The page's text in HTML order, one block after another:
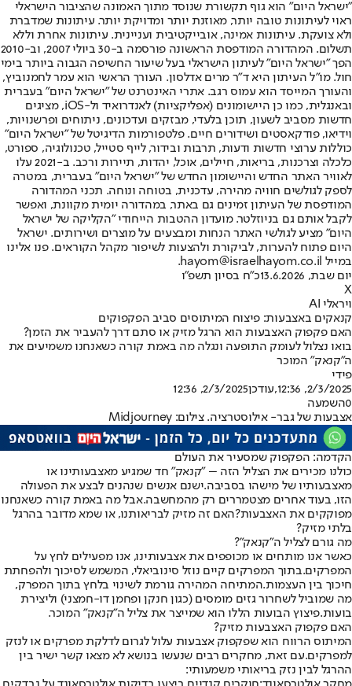
"ישראל היום" הוא גוף תקשורת שנוסד מתוך האמונה שהציבור הישראלי
ראוי לעיתונות טובה יותר, מאוזנת יותר ומדויקת יותר. עיתונות שמדברת
ולא צועקת. עיתונות אמינה, אובייקטיבית ועניינית. עיתונות אחרת וללא
תשלום. המהדורה המודפסת הראשונה פורסמה ב-30 ביולי 2007, וב-2010
הפך "ישראל היום" לעיתון הישראלי בעל שיעור החשיפה הגבוה ביותר בימי
חול. מו"ל העיתון היא ד"ר מרים אדלסון. העורך הראשי הוא עמר לחמנוביץ,
והעורך המייסד הוא עמוס רגב. אתרי האינטרנט של "ישראל היום" בעברית
ובאנגלית, כמו כן היישומונים (אפליקציות) לאנדרואיד ול-iOS, מציגים
חדשות מסביב לשעון, תוכן בלעדי, מבזקים ועדכונים, ניתוחים ופרשנויות,
וידיאו, פודקאסטים ושידורים חיים. פלטפורמות הדיגיטל של "ישראל היום"
כוללות ערוצי חדשות ודעות, תרבות ובידור, לייף סטייל, טכנולוגיה, ספורט,
כלכלה וצרכנות, בריאות, חיילים, אוכל, יהדות, תיירות ורכב. ב-2021 עלו
לאוויר האתר החדש והיישומון החדש של "ישראל היום" בעברית, במטרה
לספק לגולשים חוויה מהירה, עדכנית, בטוחה ונוחה. תכני המהדורה
המודפסת של העיתון זמינים גם באתר, במהדורה יומית מקוונת, ואפשר
לקבל אותם גם בניוזלטר. מועדון ההטבות הייחודי "הקליקה של ישראל
היום" מציע לגולשי האתר הנחות ומבצעים על מוצרים ושירותים. ישראל
היום פתוח להערות, לביקורת ולהצעות לשיפור מקהל הקוראים. פנו אלינו
במייל hayom@israelhayom.co.il.
יום שבת, 13.6.2026
כ"ח בסיון תשפ"ו
X
ויראלי AI
קנאקים באצבעות: פיצוח המיתוסים סביב הפקפוקים
האם פקפוק האצבעות הוא הרגל מזיק או סתם דרך להעביר את הזמן?
בואו נצלול לעומק התופעה ונגלה מה באמת קורה כשאנחנו משמיעים את
ה"קנאק" המוכר
פידי
2/3/2025, 12:36
,עודכן2/3/2025, 12:36
0השמעה
אצבעות של גבר- אילוסטרציה. צילום: Midjourney
הקדמה: הפקפוק שמסעיר את העולם
כולנו מכירים את הצליל הזה – "קנאק" חד שמגיע מאצבעותינו או
מאצבעותיו של מישהו בסביבה.ישנם אנשים שנהנים לבצע את הפעולה
הזו, בעוד אחרים מצטמררים רק מהמחשבה.אבל מה באמת קורה כשאנחנו
מפוקקים את האצבעות?האם זה מזיק לבריאותנו, או שמא מדובר בהרגל
בלתי מזיק?
מה גורם לצליל ה"קנאק"?
כאשר אנו מותחים או מכופפים את אצבעותינו, אנו מפעילים לחץ על
המפרקים.בתוך המפרקים קיים נוזל סינוביאלי, המשמש לסיכוך ולהפחתת
חיכוך בין העצמות.המתיחה המהירה גורמת לשינוי בלחץ בתוך המפרק,
מה שמוביל לשחרור גזים מומסים (כגון חנקן ופחמן דו-חמצני) וליצירת
בועות.פיצוץ הבועות הללו הוא שמייצר את צליל ה"קנאק" המוכר.
האם פקפוק האצבעות מזיק?
המיתוס הרווח הוא שפקפוק אצבעות עלול לגרום לדלקת מפרקים או לנזק
למפרקים.עם זאת, מחקרים רבים שנעשו בנושא לא מצאו קשר ישיר בין
ההרגל לבין נזק בריאותי משמעותי: